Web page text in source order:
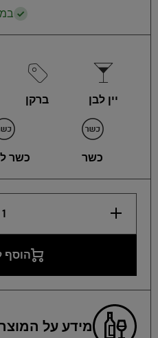
יין לבן ברקן
כשר כשר
הגדלת
כמות לברקן
גוורצטרמינר
הוסף
מידע על